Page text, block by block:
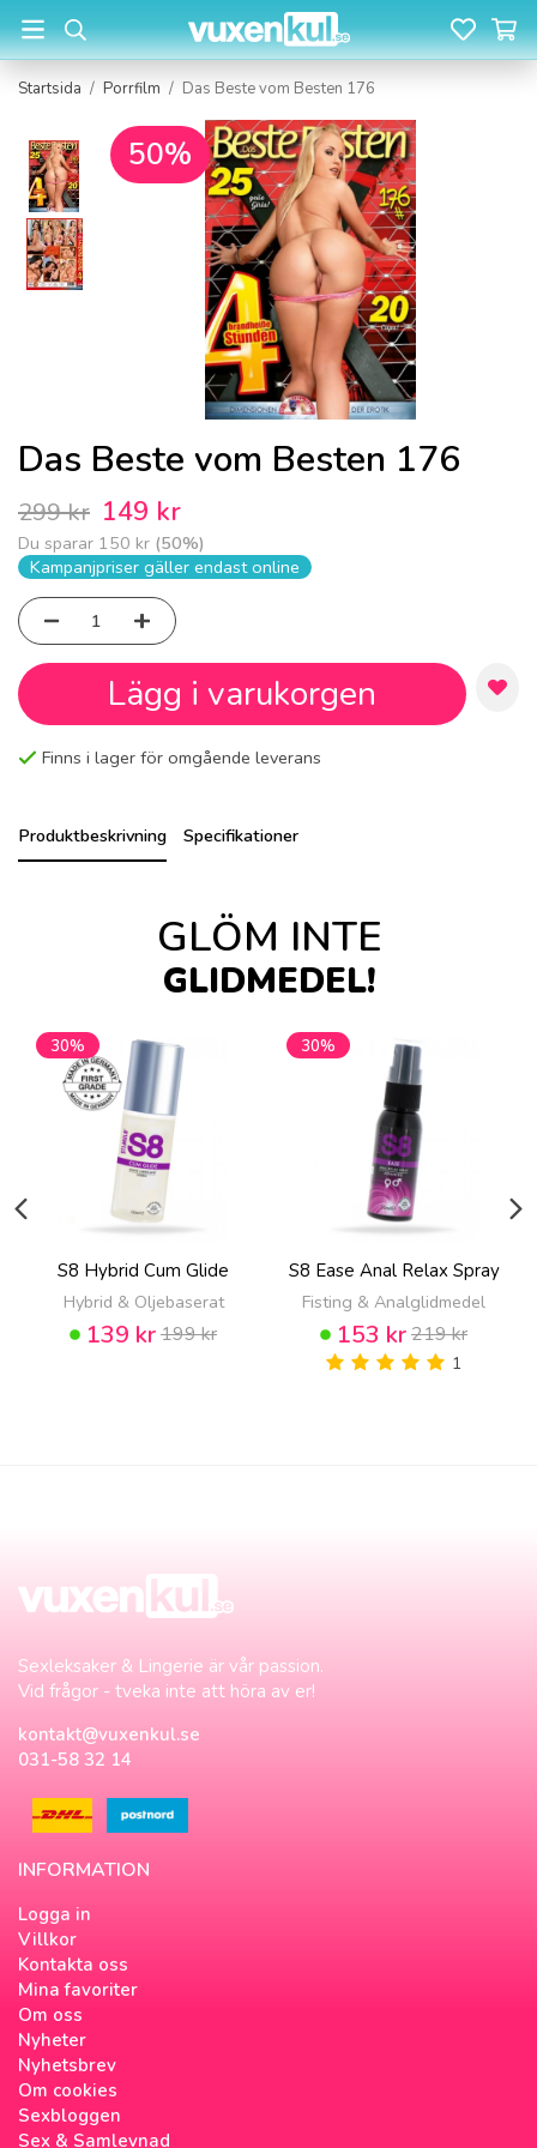
Startsida / Porrfilm / Das Beste vom Besten 176
50%
Das Beste vom Besten 176
299 kr 149 kr
Du sparar 150 kr (50%)
Kampanjpriser gäller endast online
Lägg i varukorgen
Finns i lager för omgående leverans
Produktbeskrivning Specifikationer
GLÖM INTE
GLIDMEDEL!
30%
S8 Hybrid Cum Glide
Hybrid & Oljebaserat
139 kr199 kr
30%
S8 Ease Anal Relax Spray
Fisting & Analglidmedel
153 kr219 kr
1
Sexleksaker & Lingerie är vår passion.
Vid frågor - tveka inte att höra av er!
kontakt@vuxenkul.se
031-58 32 14
INFORMATION
Logga in
Villkor
Kontakta oss
Mina favoriter
Om oss
Nyheter
Nyhetsbrev
Om cookies
Sexbloggen
Sex & Samlevnad